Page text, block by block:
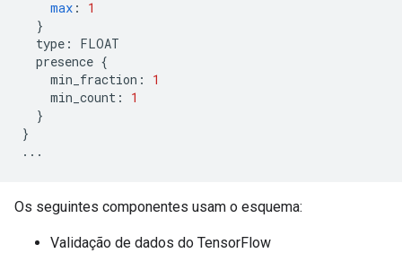
max :
1
}
type :
FLOAT
presence {
min_fraction :
1
min_count :
1
}
}
...
Os seguintes componentes usam o esquema:
Validação de dados do TensorFlow